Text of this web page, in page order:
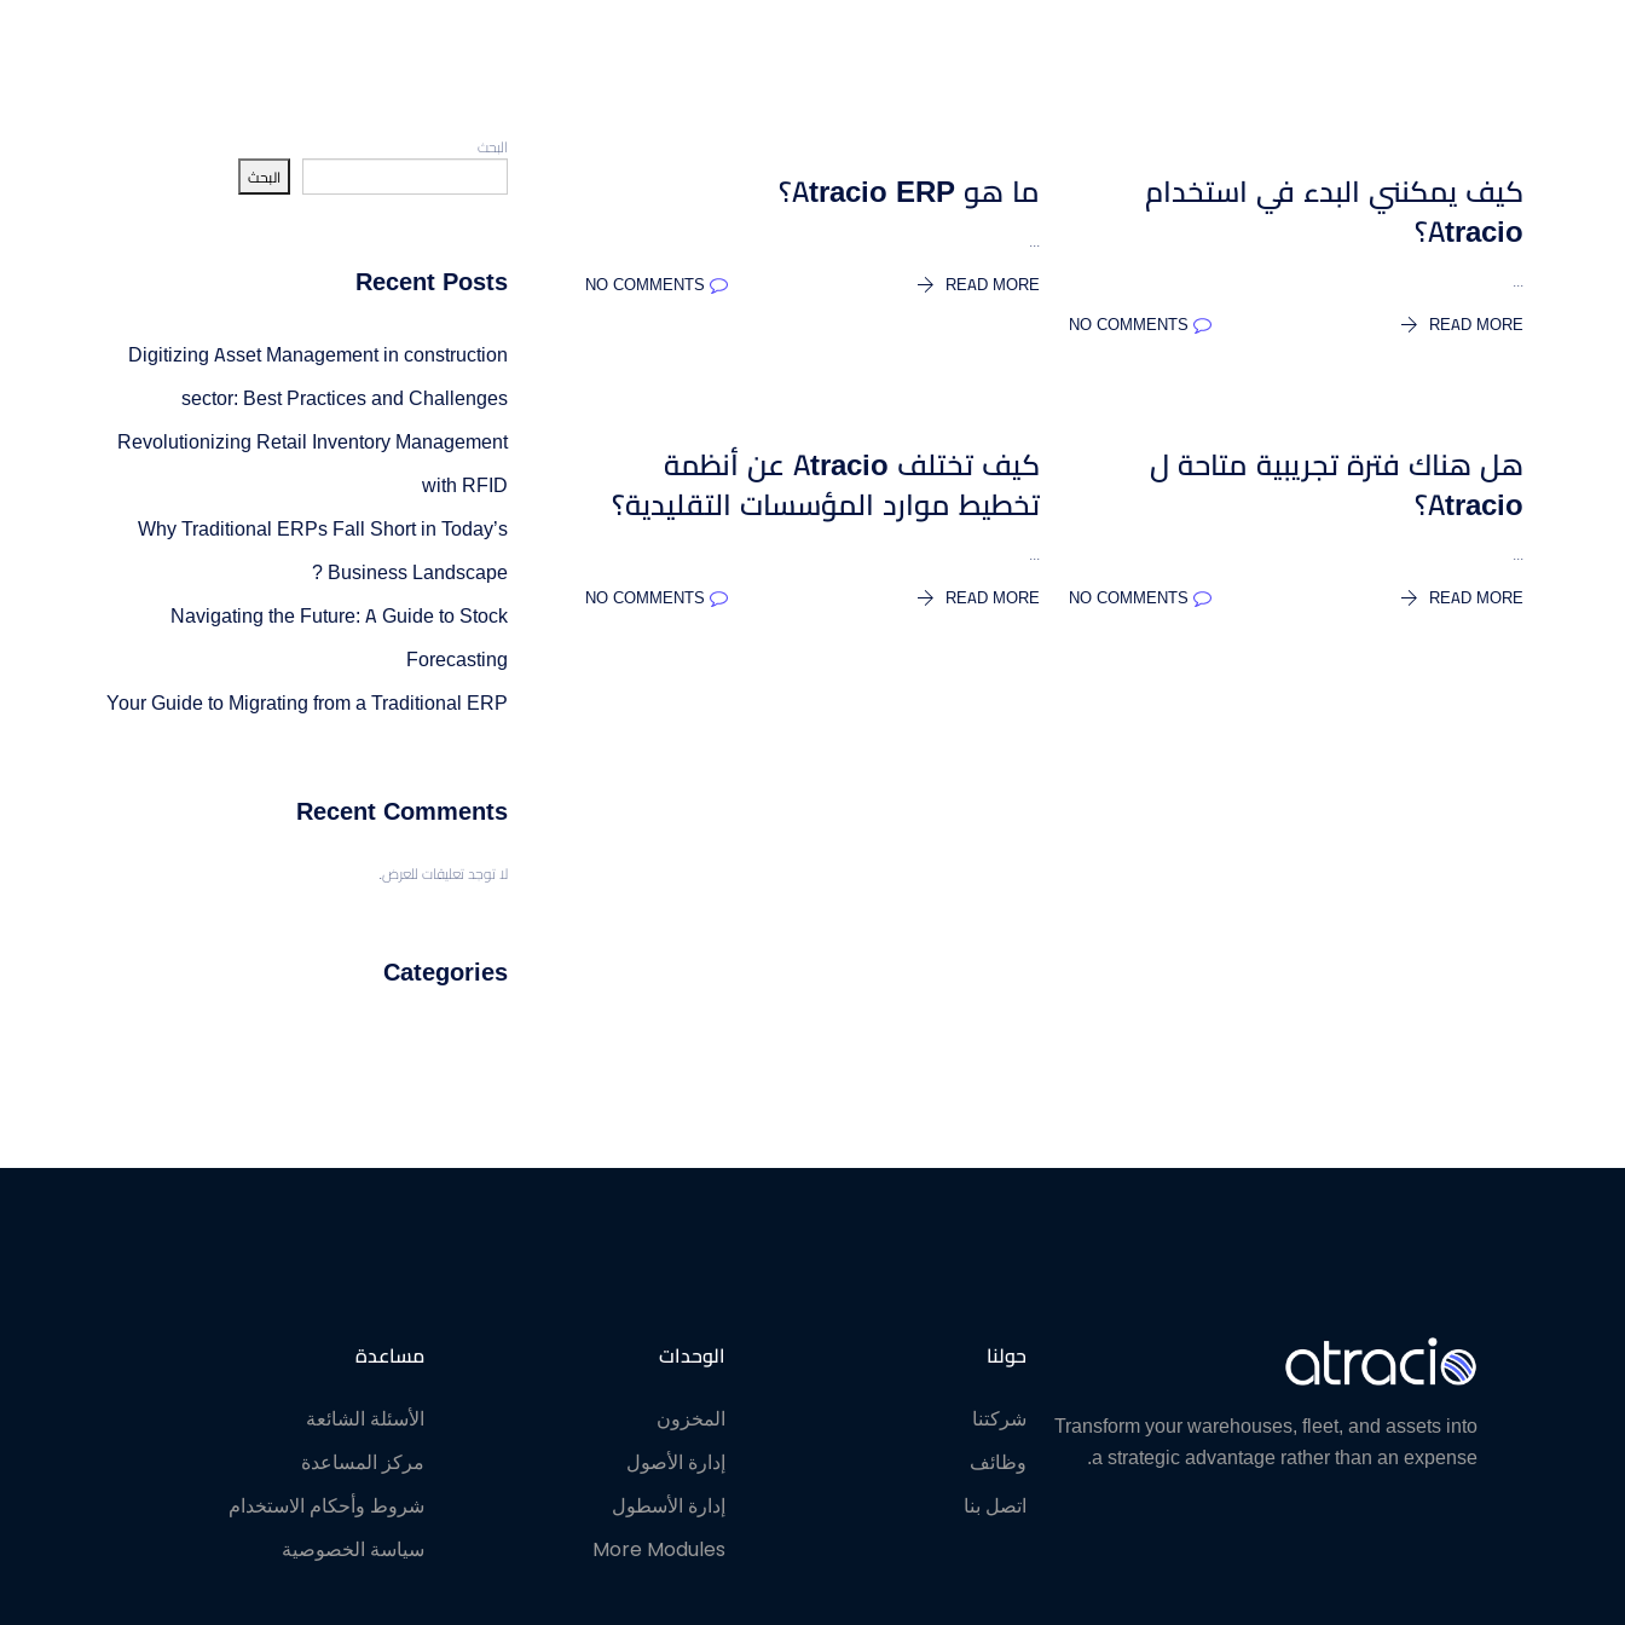
مسارات عمل قابلة للتعديل
كيف يمكنني البدء في استخدام
Atracio؟
...
READ MORE
ما هو Atracio ERP؟
...
READ MORE
هل هناك فترة تجريبية متاحة ل
Atracio؟
...
READ MORE
كيف تختلف Atracio عن أنظمة
تخطيط موارد المؤسسات التقليدية؟
...
READ MORE
البحث
البحث
Recent Posts
Digitizing Asset Management in construction
sector: Best Practices and Challenges
Revolutionizing Retail Inventory Management
with RFID
Why Traditional ERPs Fall Short in Today’s
Business Landscape ?
Navigating the Future: A Guide to Stock
Forecasting
Your Guide to Migrating from a Traditional ERP
Recent Comments
لا توجد تعليقات للعرض.
Categories
Transform your warehouses, fleet, and assets into
a strategic advantage rather than an expense.
حولنا
شركتنا
وظائف
اتصل بنا
الوحدات
المخزون
إدارة الأصول
إدارة الأسطول
More Modules
مساعدة
الأسئلة الشائعة
مركز المساعدة
شروط وأحكام الاستخدام
سياسة الخصوصية